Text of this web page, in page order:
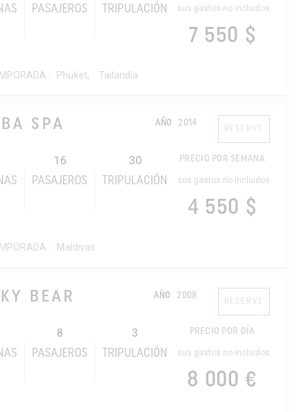
PASAJEROS
TRIPULACIÓN
sus gastos no incluidos
7 550 $
: Phuket, Tailandia
SPA AÑO 2014
RESERVE
16
PASAJEROS
30
TRIPULACIÓN
PRECIO POR SEMANA
sus gastos no incluidos
4 550 $
: Maldivas
BEAR AÑO 2008
RESERVE
8
PASAJEROS
3
TRIPULACIÓN
PRECIO POR DÍA
sus gastos no incluidos
8 000 €